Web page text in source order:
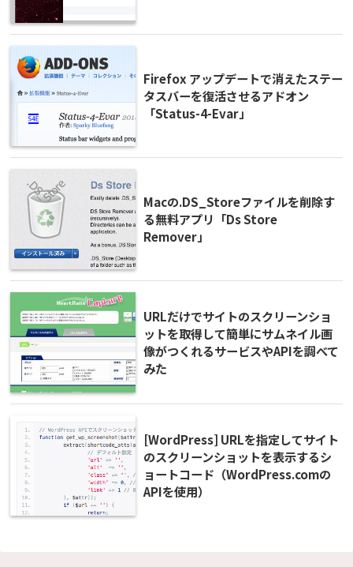
Firefox アップデートで消えたステー
タスバーを復活させるアドオン
「Status-4-Evar」
Macの.DS_Storeファイルを削除す
る無料アプリ「Ds Store
Remover」
URLだけでサイトのスクリーンショ
ットを取得して簡単にサムネイル画
像がつくれるサービスやAPIを調べて
みた
[WordPress] URLを指定してサイト
のスクリーンショットを表示するシ
ョートコード（WordPress.comの
APIを使用）